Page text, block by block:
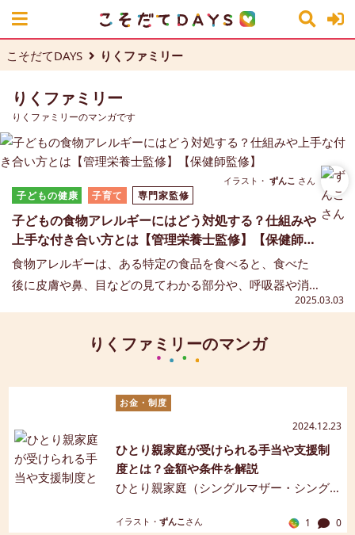
こそだてDAYS りくファミリー
りくファミリー
りくファミリーのマンガです
子どもの食物アレルギーにはどう対処する？仕組みや
上手な付き合い方とは【管理栄養士監修】【保健師監
修】
食物アレルギーは、ある特定の食品を食べると、食べた
後に皮膚や鼻、目などの見てわかる部分や、呼吸器や消
化器など、体のさまざまなところに症状が現れます。特
ギーが心配で具体的な症状や対処法が気になりますよ
る対応を正しく知ることが重要です。この記事では、離
乳食期に気を付ける食材や食物アレルギー反応が出たと
きの対処法、その後の生活についてご紹介します。ぜひ
参考にしてくださいね。【管理栄養士監修】【保健師監
修】【マンガ解説】
イラスト・ ずんこ さん
子どもの健康 子育て 専門家監修
2025.03.03
りくファミリーのマンガ
イラスト・ ずんこさん
ひとり親家庭が受けられる手当や支援制
度とは？金額や条件を解説
ひとり親家庭（シングルマザー・シング
育てをひとりで行っている場合が多いで
お金・制度
2024.12.23
1 0